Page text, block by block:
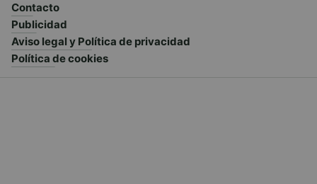
Contacto
Publicidad
Aviso legal y Política de privacidad
Política de cookies